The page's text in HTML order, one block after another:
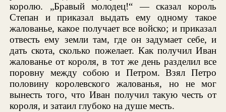
королю. „Бравый молодец!“ — сказал король
Степан и приказал выдать ему одному такое
жалованье, какое получает все войско; и приказал
отвесть ему земли там, где он задумает себе, и
дать скота, сколько пожелает. Как получил Иван
жалованье от короля, в тот же день разделил все
поровну между собою и Петром. Взял Петро
половину королевского жалованья, но не мог
вынесть того, что Иван получил такую честь от
короля, и затаил глубоко на душе месть.